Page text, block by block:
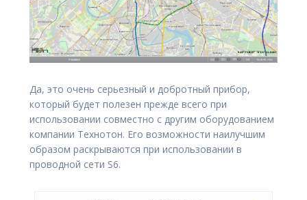
Да, это очень серьезный и добротный прибор,
который будет полезен прежде всего при
использовании совместно с другим оборудованием
компании Технотон. Его возможности наилучшим
образом раскрываются при использовании в
проводной сети S6.